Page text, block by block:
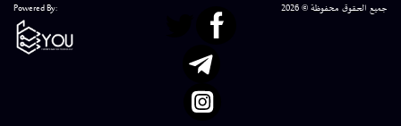
جميع الحقوق محفوظة © 2026 Powered By: